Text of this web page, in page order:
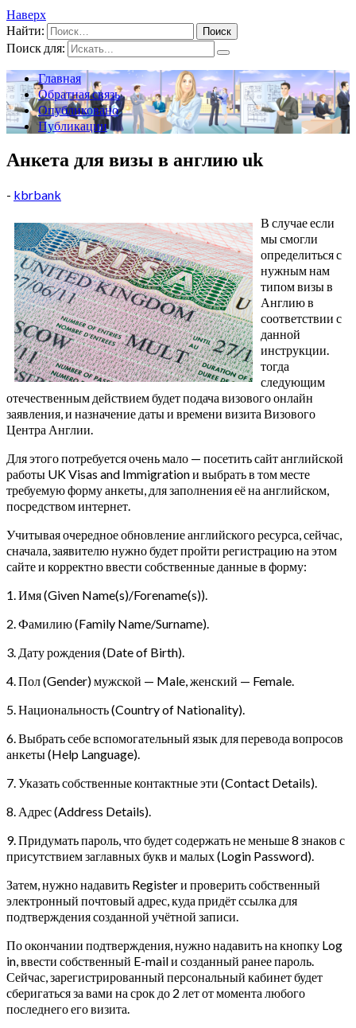
Наверх
Найти:
Поиск для:
Главная
Обратная связь
Опубликовано
Публикации
Анкета для визы в англию uk
- kbrbank
В случае если
мы смогли
определиться с
нужным нам
типом визы в
Англию в
соответствии с
данной
инструкции.
тогда
следующим
отечественным действием будет подача визового онлайн
заявления, и назначение даты и времени визита Визового
Центра Англии.
Для этого потребуется очень мало — посетить сайт английской
работы UK Visas and Immigration и выбрать в том месте
требуемую форму анкеты, для заполнения её на английском,
посредством интернет.
Учитывая очередное обновление английского ресурса, сейчас,
сначала, заявителю нужно будет пройти регистрацию на этом
сайте и корректно ввести собственные данные в форму:
1. Имя (Given Name(s)/Forename(s)).
2. Фамилию (Family Name/Surname).
3. Дату рождения (Date of Birth).
4. Пол (Gender) мужской — Male, женский — Female.
5. Национальность (Country of Nationality).
6. Выбрать себе вспомогательный язык для перевода вопросов
анкеты (Help Language).
7. Указать собственные контактные эти (Contact Details).
8. Адрес (Address Details).
9. Придумать пароль, что будет содержать не меньше 8 знаков с
присутствием заглавных букв и малых (Login Password).
Затем, нужно надавить Register и проверить собственный
электронный почтовый адрес, куда придёт ссылка для
подтверждения созданной учётной записи.
По окончании подтверждения, нужно надавить на кнопку Log
in, ввести собственный E-mail и созданный ранее пароль.
Сейчас, зарегистрированный персональный кабинет будет
сберигаться за вами на срок до 2 лет от момента любого
последнего его визита.